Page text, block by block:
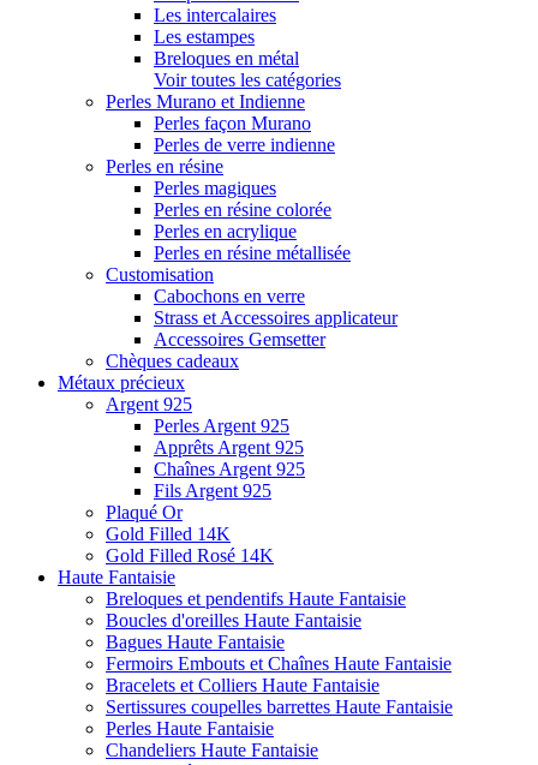
Les intercalaires
Les estampes
Breloques en métal
Voir toutes les catégories
Perles Murano et Indienne
Perles façon Murano
Perles de verre indienne
Perles en résine
Perles magiques
Perles en résine colorée
Perles en acrylique
Perles en résine métallisée
Customisation
Cabochons en verre
Strass et Accessoires applicateur
Accessoires Gemsetter
Chèques cadeaux
Métaux précieux
Argent 925
Perles Argent 925
Apprêts Argent 925
Chaînes Argent 925
Fils Argent 925
Plaqué Or
Gold Filled 14K
Gold Filled Rosé 14K
Haute Fantaisie
Breloques et pendentifs Haute Fantaisie
Boucles d'oreilles Haute Fantaisie
Bagues Haute Fantaisie
Fermoirs Embouts et Chaînes Haute Fantaisie
Bracelets et Colliers Haute Fantaisie
Sertissures coupelles barrettes Haute Fantaisie
Perles Haute Fantaisie
Chandeliers Haute Fantaisie